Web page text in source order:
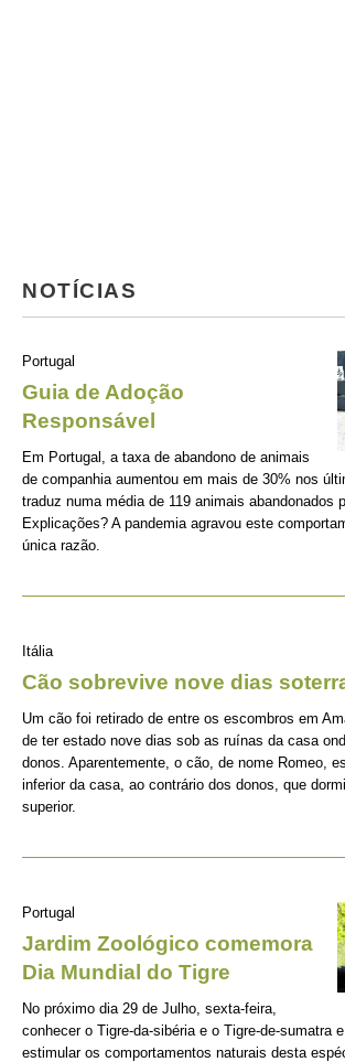
NOTÍCIAS
Portugal
Guia de Adoção
Responsável
Em Portugal, a taxa de abandono de animais
de companhia aumentou em mais de 30% nos
traduz numa média de 119 animais abandonados
Explicações? A pandemia agravou este
única razão.
Itália
Cão sobrevive nove dias
Um cão foi retirado de entre os escombros em
de ter estado nove dias sob as ruínas da casa
donos. Aparentemente, o cão, de nome Romeo,
inferior da casa, ao contrário dos donos, que
superior.
Portugal
Jardim Zoológico comemora
Dia Mundial do Tigre
No próximo dia 29 de Julho, sexta-feira,
conhecer o Tigre-da-sibéria e o Tigre-de-sumatra
estimular os comportamentos naturais desta